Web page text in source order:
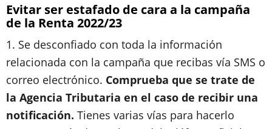
Evitar ser estafado de cara a la campaña
de la Renta 2022/23
1. Se desconfiado con toda la información
relacionada con la campaña que recibas vía SMS o
correo electrónico. Comprueba que se trate de
la Agencia Tributaria en el caso de recibir una
notificación. Tienes varias vías para hacerlo